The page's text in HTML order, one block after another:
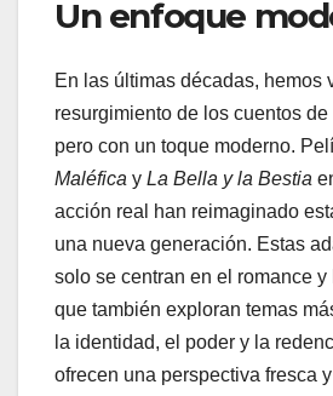
Un enfoque
En las últimas décadas, hemos
resurgimiento de los cuentos
pero con un toque moderno.
Maléfica y La Bella y la Bestia
acción real han reimaginado
una nueva generación. Estas
solo se centran en el romance
que también exploran temas
la identidad, el poder y la
ofrecen una perspectiva fresca